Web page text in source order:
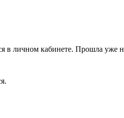
в личном кабинете. Прошла уже